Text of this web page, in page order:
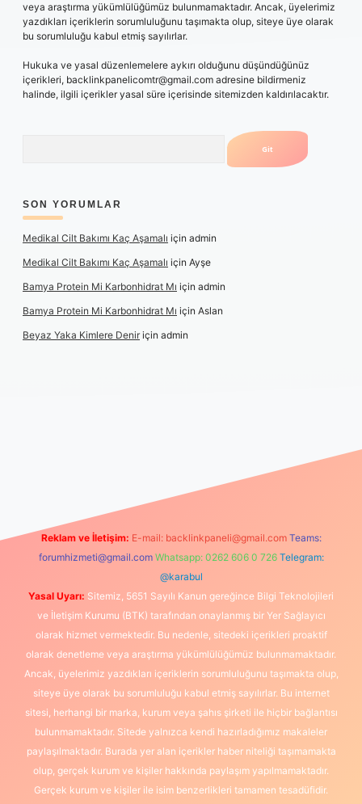
veya araştırma yükümlülüğümüz bulunmamaktadır. Ancak, üyelerimiz
yazdıkları içeriklerin sorumluluğunu taşımakta olup, siteye üye olarak
bu sorumluluğu kabul etmiş sayılırlar.
Hukuka ve yasal düzenlemelere aykırı olduğunu düşündüğünüz
içerikleri, backlinkpanelicomtr@gmail.com adresine bildirmeniz
halinde, ilgili içerikler yasal süre içerisinde sitemizden kaldırılacaktır.
SON YORUMLAR
Medikal Cilt Bakımı Kaç Aşamalı için admin
Medikal Cilt Bakımı Kaç Aşamalı için Ayşe
Bamya Protein Mi Karbonhidrat Mı için admin
Bamya Protein Mi Karbonhidrat Mı için Aslan
Beyaz Yaka Kimlere Deniriçin admin
Reklam ve İletişim: E-mail: backlinkpaneli@gmail.com Teams:
forumhizmeti@gmail.com Whatsapp: 0262 606 0 726 Telegram:
@karabul
Yasal Uyarı: Sitemiz, 5651 Sayılı Kanun gereğince Bilgi Teknolojileri
ve İletişim Kurumu (BTK) tarafından onaylanmış bir Yer Sağlayıcı
olarak hizmet vermektedir. Bu nedenle, sitedeki içerikleri proaktif
olarak denetleme veya araştırma yükümlülüğümüz bulunmamaktadır.
Ancak, üyelerimiz yazdıkları içeriklerin sorumluluğunu taşımakta olup,
siteye üye olarak bu sorumluluğu kabul etmiş sayılırlar. Bu internet
sitesi, herhangi bir marka, kurum veya şahıs şirketi ile hiçbir bağlantısı
bulunmamaktadır. Sitede yalnızca kendi hazırladığımız makaleler
paylaşılmaktadır. Burada yer alan içerikler haber niteliği taşımamakta
olup, gerçek kurum ve kişiler hakkında paylaşım yapılmamaktadır.
Gerçek kurum ve kişiler ile isim benzerlikleri tamamen tesadüfidir.